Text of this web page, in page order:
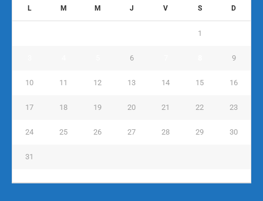
L M M J V S D
1
6 9
10 11 12 13 14 15 16
17 18 19 20 21 22 23
24 25 26 27 28 29 30
31